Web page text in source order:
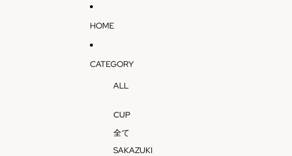
HOME
CATEGORY
ALL
CUP
全て
SAKAZUKI